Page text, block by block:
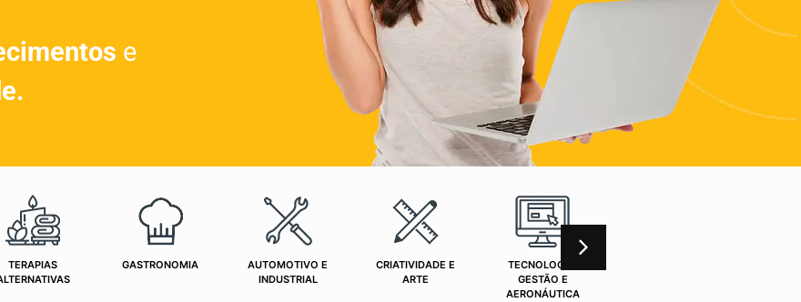
e
TERAPIAS
GASTRONOMIA
AUTOMOTIVO E
INDUSTRIAL
CRIATIVIDADE E
ARTE
TECNOLOGIA,
GESTÃO E
AERONÁUTICA